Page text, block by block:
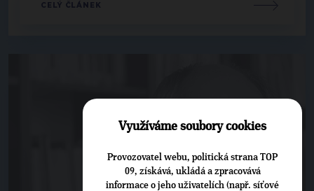
CELÝ ČLÁNEK
Využíváme soubory cookies
Provozovatel webu, politická strana TOP
09, získává, ukládá a zpracovává
informace o jeho uživatelích (např. síťové